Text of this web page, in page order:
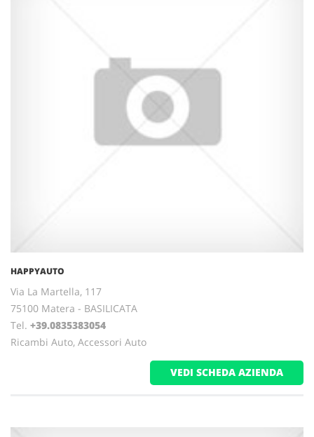
HAPPYAUTO
Via La Martella, 117
75100 Matera - BASILICATA
Tel. +39.0835383054
Ricambi Auto, Accessori Auto
VEDI SCHEDA AZIENDA